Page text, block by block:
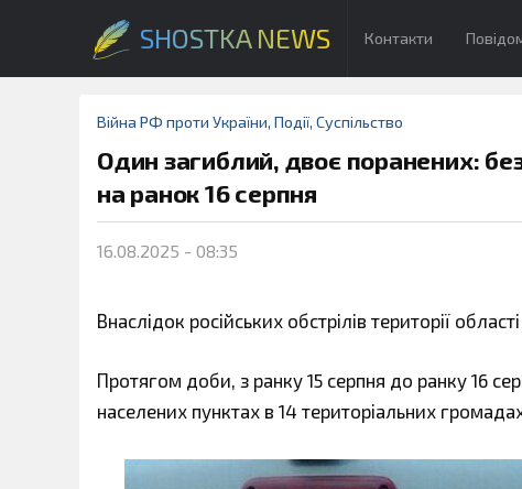
SHOSTKA NEWS Контакти
Війна РФ проти України, Події, Суспільство
Один загиблий, двоє поранених:
на ранок 16 серпня
16.08.2025 - 08:35
Внаслідок російських обстрілів території
Протягом доби, з ранку 15 серпня до ранку 16
населених пунктах в 14 територіальних